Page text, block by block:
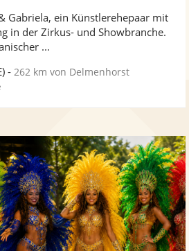
Fotos
Gabriela, ein Künstlerehepaar mit
in der Zirkus- und Showbranche.
...
- 262 km von Delmenhorst